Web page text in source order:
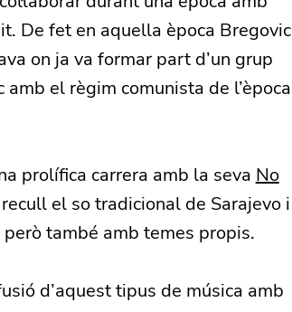
De fet en aquella època Bregovic
on ja va formar part d’un grup
el règim comunista de l’època
prolífica carrera amb la seva No
el so tradicional de Sarajevo i
també amb temes propis.
d’aquest tipus de música amb